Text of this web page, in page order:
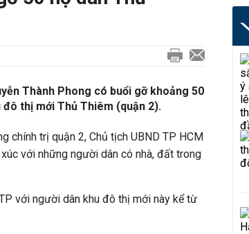
Thành Phong có buổi gỡ khoảng 50
thị mới Thủ Thiêm (quận 2).
chính trị quận 2, Chủ tịch UBND TP HCM
với những người dân có nhà, đất trong
với người dân khu đô thị mới này kể từ